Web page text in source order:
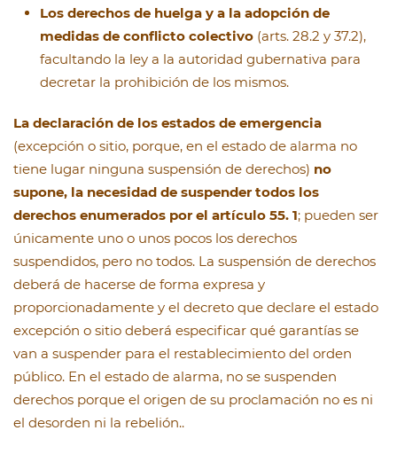
Los derechos de huelga y a la adopción de
medidas de conflicto colectivo (arts. 28.2 y 37.2),
facultando la ley a la autoridad gubernativa para
decretar la prohibición de los mismos.
La declaración de los estados de emergencia
(excepción o sitio, porque, en el estado de alarma no
tiene lugar ninguna suspensión de derechos) no
supone, la necesidad de suspender todos los
derechos enumerados por el artículo 55. 1; pueden ser
únicamente uno o unos pocos los derechos
suspendidos, pero no todos. La suspensión de derechos
deberá de hacerse de forma expresa y
proporcionadamente y el decreto que declare el estado
excepción o sitio deberá especificar qué garantías se
van a suspender para el restablecimiento del orden
público. En el estado de alarma, no se suspenden
derechos porque el origen de su proclamación no es ni
el desorden ni la rebelión..